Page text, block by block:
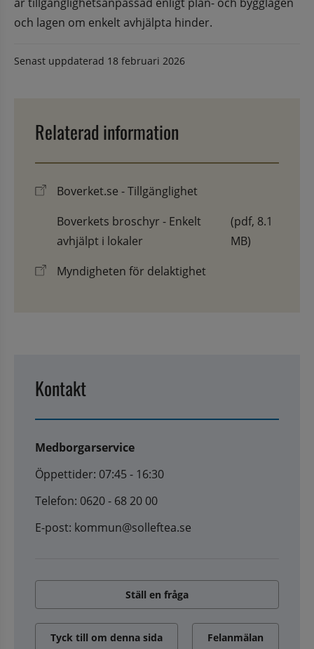
och lagen om enkelt avhjälpta hinder.
Senast uppdaterad 18 februari 2026
Relaterad information
Boverket.se - Tillgänglighet
Boverkets broschyr - Enkelt
avhjälpt i lokaler
(pdf, 8.1
MB)
Myndigheten för delaktighet
Kontakt
Medborgarservice
Öppettider: 07:45 - 16:30
Telefon: 0620 - 68 20 00
E-post: kommun@solleftea.se
Ställ en fråga
Tyck till om denna sida Felanmälan